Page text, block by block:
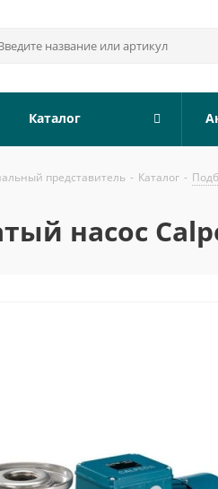
Каталог
представитель - Каталог -
насос